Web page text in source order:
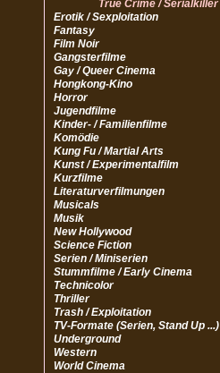
True Crime / Serialkiller
Erotik / Sexploitation
Fantasy
Film Noir
Gangsterfilme
Gay / Queer Cinema
Hongkong-Kino
Horror
Jugendfilme
Kinder- / Familienfilme
Komödie
Kung Fu / Martial Arts
Kunst / Experimentalfilm
Kurzfilme
Literaturverfilmungen
Musicals
Musik
New Hollywood
Science Fiction
Serien / Miniserien
Stummfilme / Early Cinema
Technicolor
Thriller
Trash / Exploitation
TV-Formate (Serien, Stand Up ...)
Underground
Western
World Cinema